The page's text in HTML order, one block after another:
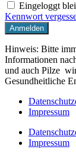
Eingeloggt
Kennwort
Hinweis: Bitte
Informationen
und auch Pilze
Gesundheitliche
Impressum
Impressum